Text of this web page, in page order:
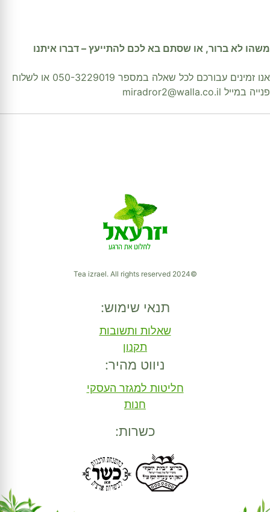
משהו לא ברור, או שסתם בא לכם להתייעץ – דברו איתנו
אנו זמינים עבורכם לכל שאלה במספר 050-3229019 או לשלוח
פנייה במייל miradror2@walla.co.il
©2024 Tea izrael. All rights reserved
תנאי שימוש:
שאלות ותשובות
תקנון
ניווט מהיר:
חליטות למגזר העסקי
חנות
כשרות: